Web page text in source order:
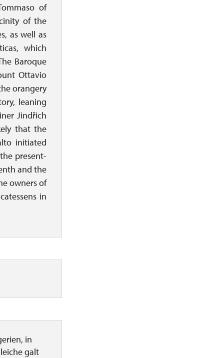
of
of the
as well as
which
Baroque
Ottavio
orangery
leaning
Jindřich
that the
initiated
present-
and the
owners of
in
in
galt